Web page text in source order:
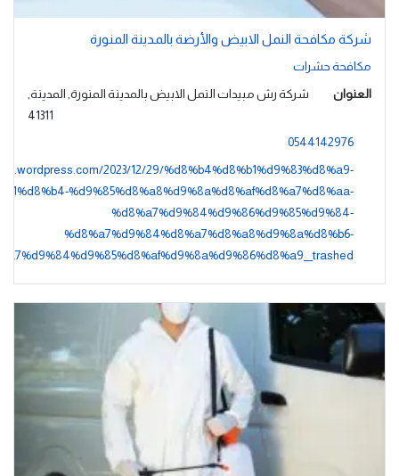
شركة مكافحة النمل الابيض والأرضة بالمدينة المنورة
مكافحة حشرات
العنوان
شركة رش مبيدات النمل الابيض بالمدينة المنورة, المدينة,
41311
0544142976
2023/12/29/%d8%b4%d8%b1%d9%83%d8%a9-
%d9%85%d8%a8%d9%8a%d8%af%d8%a7%d8%aa-
%d8%a7%d9%84%d9%86%d9%85%d9%84-
%d8%a7%d9%84%d8%a7%d8%a8%d9%8a%d8%b6-